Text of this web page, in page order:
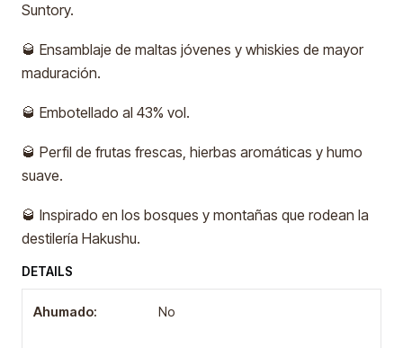
Suntory.
🥃 Ensamblaje de maltas jóvenes y whiskies de mayor
maduración.
🥃 Embotellado al 43% vol.
🥃 Perfil de frutas frescas, hierbas aromáticas y humo
suave.
🥃 Inspirado en los bosques y montañas que rodean la
destilería Hakushu.
DETAILS
Ahumado: No